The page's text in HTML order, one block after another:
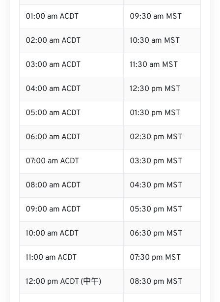
01:00 am ACDT 09:30 am MST
02:00 am ACDT 10:30 am MST
03:00 am ACDT 11:30 am MST
04:00 am ACDT 12:30 pm MST
05:00 am ACDT 01:30 pm MST
06:00 am ACDT 02:30 pm MST
07:00 am ACDT 03:30 pm MST
08:00 am ACDT 04:30 pm MST
09:00 am ACDT 05:30 pm MST
10:00 am ACDT 06:30 pm MST
11:00 am ACDT 07:30 pm MST
12:00 pm ACDT (中午) 08:30 pm MST